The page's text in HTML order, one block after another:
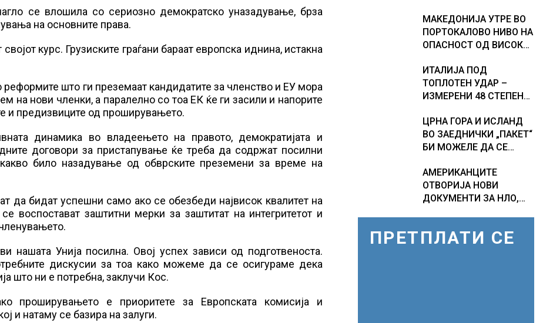
се влошила со сериозно демократско уназадување, брза
на основните права.
курс. Грузиските граѓани бараат европска иднина, истакна
што ги преземаат кандидатите за членство и ЕУ мора
на нови членки, а паралелно со тоа ЕК ќе ги засили и напорите
и предизвиците од проширувањето.
динамика во владеењето на правото, демократијата и
договори за пристапување ќе треба да содржат посилни
било назадување од обврските преземени за време на
да бидат успешни само ако се обезбеди највисок квалитет на
воспостават заштитни мерки за заштитат на интегритетот и
Унија посилна. Овој успех зависи од подготвеноста.
дискусии за тоа како можеме да се осигураме дека
што ни е потребна, заклучи Кос.
проширувањето е приоритете за Европската комисија и
и натаму се базира на залуги.
23.000 РАБОТНИ МЕСТА
МАКЕДОНИЈА УТРЕ ВО
ПОРТОКАЛОВО НИВО НА
ОПАСНОСТ ОД ВИСОКИ
ИТАЛИЈА ПОД
ТОПЛОТЕН УДАР –
ИЗМЕРЕНИ 48 СТЕПЕНИ,
НАЈАВИЈА НОВИ
ПРОГНОЗИ ЗА
СРЕДИНАТА НА АВГУСТ
ЦРНА ГОРА И ИСЛАНД
ВО ЗАЕДНИЧКИ „ПАКЕТ“
БИ МОЖЕЛЕ ДА СЕ
АМЕРИКАНЦИТЕ
ОТВОРИЈА НОВИ
ДОКУМЕНТИ ЗА НЛО,
снимки за „Големи
ПРЕТПЛАТИ СЕ